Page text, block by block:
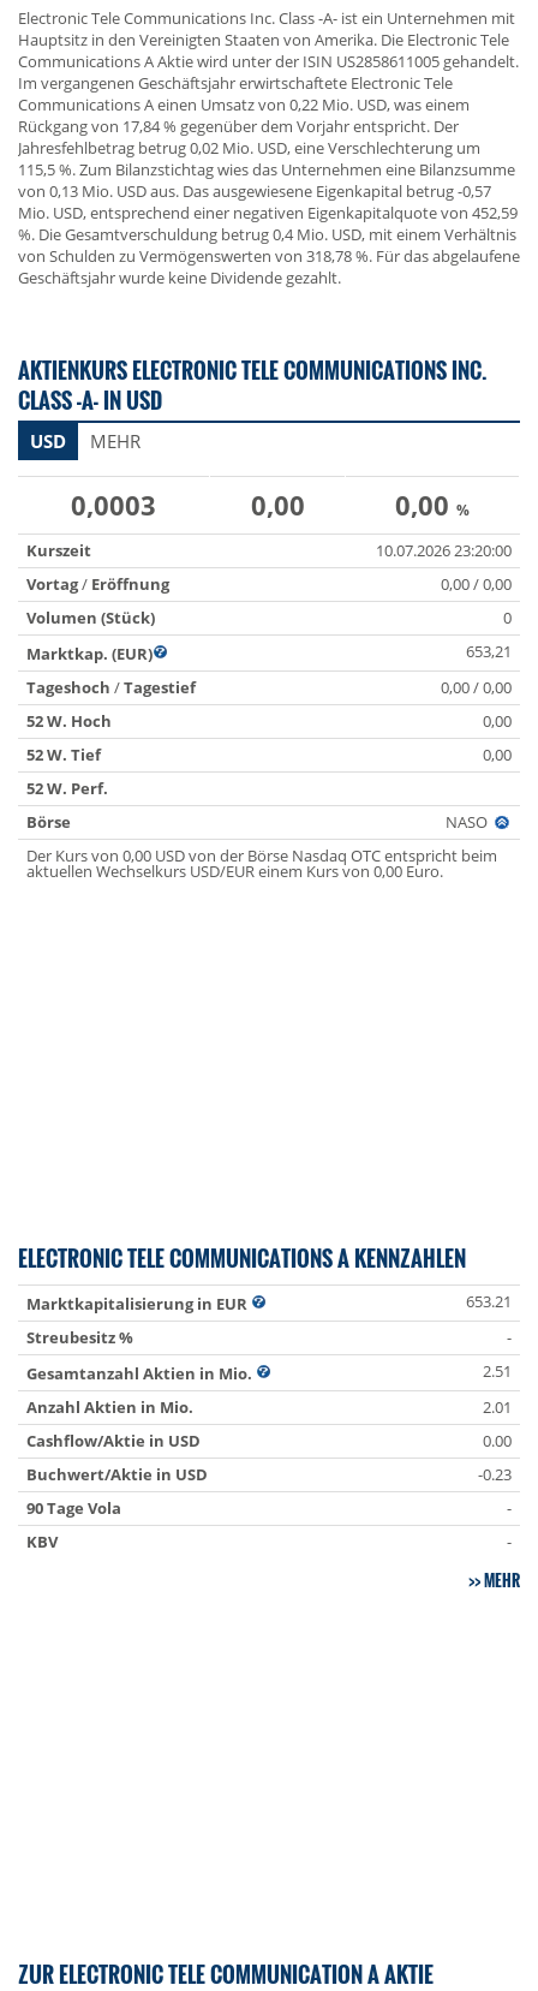
Electronic Tele Communications Inc. Class -A- ist ein Unternehmen mit
Hauptsitz in den Vereinigten Staaten von Amerika. Die Electronic Tele
Communications A Aktie wird unter der ISIN US2858611005 gehandelt.
Im vergangenen Geschäftsjahr erwirtschaftete Electronic Tele
Communications A einen Umsatz von 0,22 Mio. USD, was einem
Rückgang von 17,84 % gegenüber dem Vorjahr entspricht. Der
Jahresfehlbetrag betrug 0,02 Mio. USD, eine Verschlechterung um
115,5 %. Zum Bilanzstichtag wies das Unternehmen eine Bilanzsumme
von 0,13 Mio. USD aus. Das ausgewiesene Eigenkapital betrug -0,57
Mio. USD, entsprechend einer negativen Eigenkapitalquote von 452,59
%. Die Gesamtverschuldung betrug 0,4 Mio. USD, mit einem Verhältnis
von Schulden zu Vermögenswerten von 318,78 %. Für das abgelaufene
Geschäftsjahr wurde keine Dividende gezahlt.
AKTIENKURS ELECTRONIC TELE COMMUNICATIONS INC.
CLASS -A- IN USD
USD MEHR
0,0003 0,00 0,00 %
Kurszeit
10.07.2026 23:20:00
Vortag/ Eröffnung
0,00 / 0,00
Volumen (Stück)
0
Marktkap. (EUR)
653,21
Tageshoch /Tagestief
0,00 / 0,00
52 W. Hoch
0,00
52 W. Tief
0,00
52 W. Perf.
Börse
NASO
Der Kurs von 0,00 USD von der Börse Nasdaq OTC entspricht beim
aktuellen Wechselkurs USD/EUR einem Kurs von 0,00 Euro.
ELECTRONIC TELE COMMUNICATIONS A KENNZAHLEN
Marktkapitalisierung in EUR
653.21
Streubesitz %
-
Gesamtanzahl Aktien in Mio.
2.51
Anzahl Aktien in Mio.
2.01
Cashflow/Aktie in USD
0.00
Buchwert/Aktie in USD
-0.23
90 Tage Vola
-
KBV
-
MEHR
ZUR ELECTRONIC TELE COMMUNICATION A AKTIE